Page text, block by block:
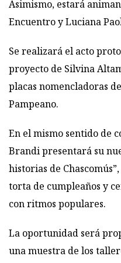
Asimismo, estará
Encuentro y Luciana
Se realizará el acto
proyecto de Silvina
placas nomencladoras
Pampeano.
En el mismo sentido de
Brandi presentará su
historias de
torta de cumpleaños y
con ritmos populares.
La oportunidad será
una muestra de los